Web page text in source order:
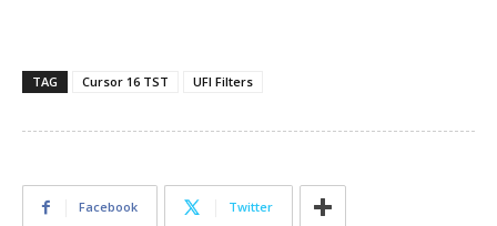
TAG Cursor 16 TST UFI Filters
Facebook Twitter